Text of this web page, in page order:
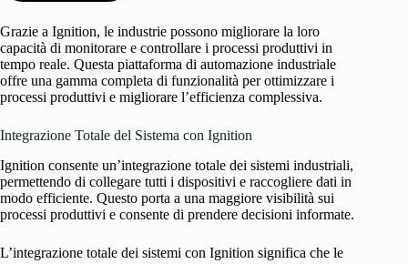
Grazie a Ignition, le industrie possono migliorare la loro
capacità di monitorare e controllare i processi produttivi in
tempo reale. Questa piattaforma di automazione industriale
offre una gamma completa di funzionalità per ottimizzare i
processi produttivi e migliorare l’efficienza complessiva.
Integrazione Totale del Sistema con Ignition
Ignition consente un’integrazione totale dei sistemi industriali,
permettendo di collegare tutti i dispositivi e raccogliere dati in
modo efficiente. Questo porta a una maggiore visibilità sui
processi produttivi e consente di prendere decisioni informate.
L’integrazione totale dei sistemi con Ignition significa che le